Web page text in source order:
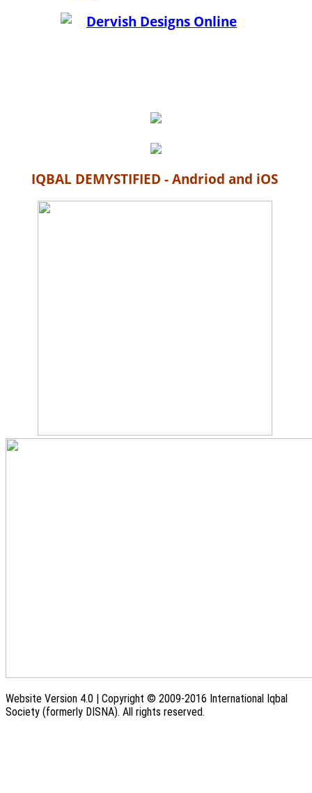
IQBAL DEMYSTIFIED - Andriod and iOS
Website Version 4.0 | Copyright © 2009-2016 International Iqbal
Society (formerly DISNA). All rights reserved.